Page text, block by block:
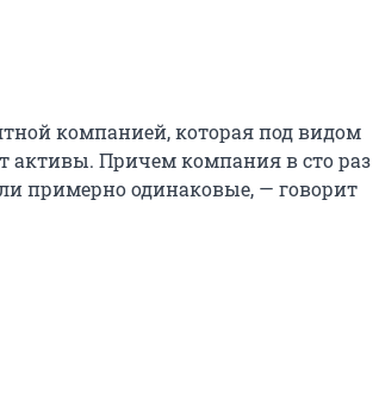
компанией, которая под видом
активы. Причем компания в сто раз
примерно одинаковые, — говорит